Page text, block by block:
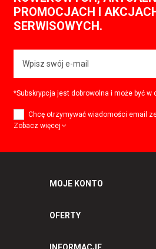
PROMOCJACH I
SERWISOWYCH.
*Subskrypcja jest dobrowolna i może być
Chcę otrzymywać wiadomości email
Zobacz więcej
MOJE KONTO
OFERTY